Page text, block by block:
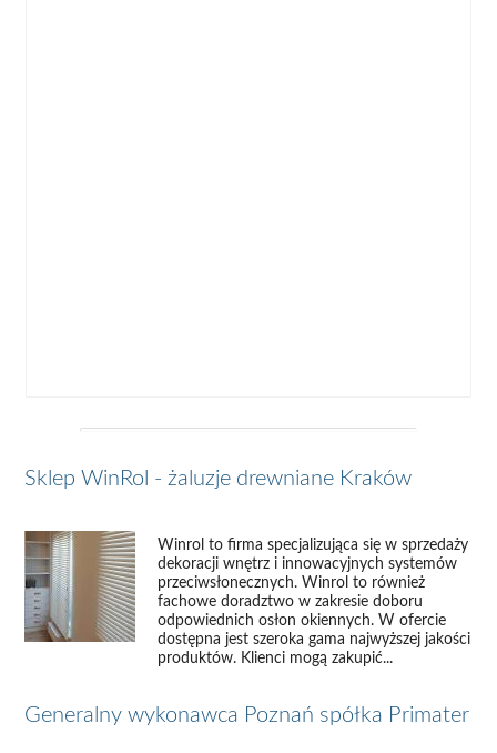
Sklep WinRol - żaluzje drewniane Kraków
Winrol to firma specjalizująca się w sprzedaży
dekoracji wnętrz i innowacyjnych systemów
przeciwsłonecznych. Winrol to również
fachowe doradztwo w zakresie doboru
odpowiednich osłon okiennych. W ofercie
dostępna jest szeroka gama najwyższej jakości
produktów. Klienci mogą zakupić...
Generalny wykonawca Poznań spółka Primater